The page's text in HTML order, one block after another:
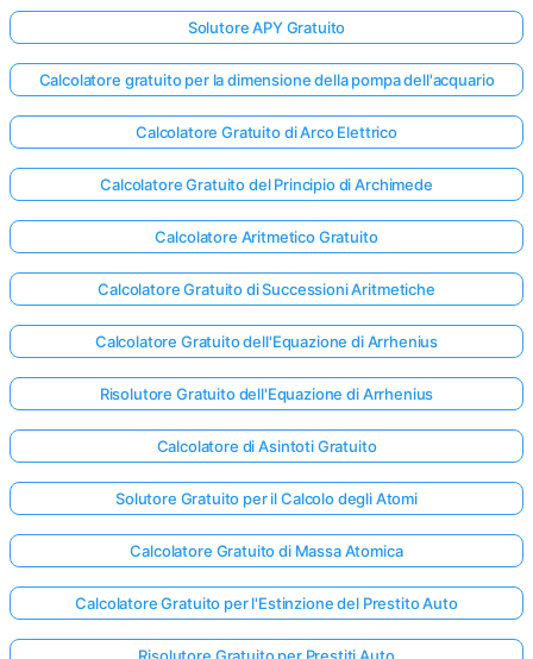
Solutore APY Gratuito
Calcolatore gratuito per la dimensione della pompa dell'acquario
Calcolatore Gratuito di Arco Elettrico
Calcolatore Gratuito del Principio di Archimede
Calcolatore Aritmetico Gratuito
Calcolatore Gratuito di Successioni Aritmetiche
Calcolatore Gratuito dell'Equazione di Arrhenius
Risolutore Gratuito dell'Equazione di Arrhenius
Calcolatore di Asintoti Gratuito
Solutore Gratuito per il Calcolo degli Atomi
Calcolatore Gratuito di Massa Atomica
Calcolatore Gratuito per l'Estinzione del Prestito Auto